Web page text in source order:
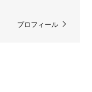
プロフィール